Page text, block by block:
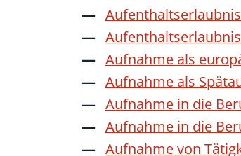
Aufnahme als
Aufnahme als
Aufnahme in die
Aufnahme in die
Aufnahme von